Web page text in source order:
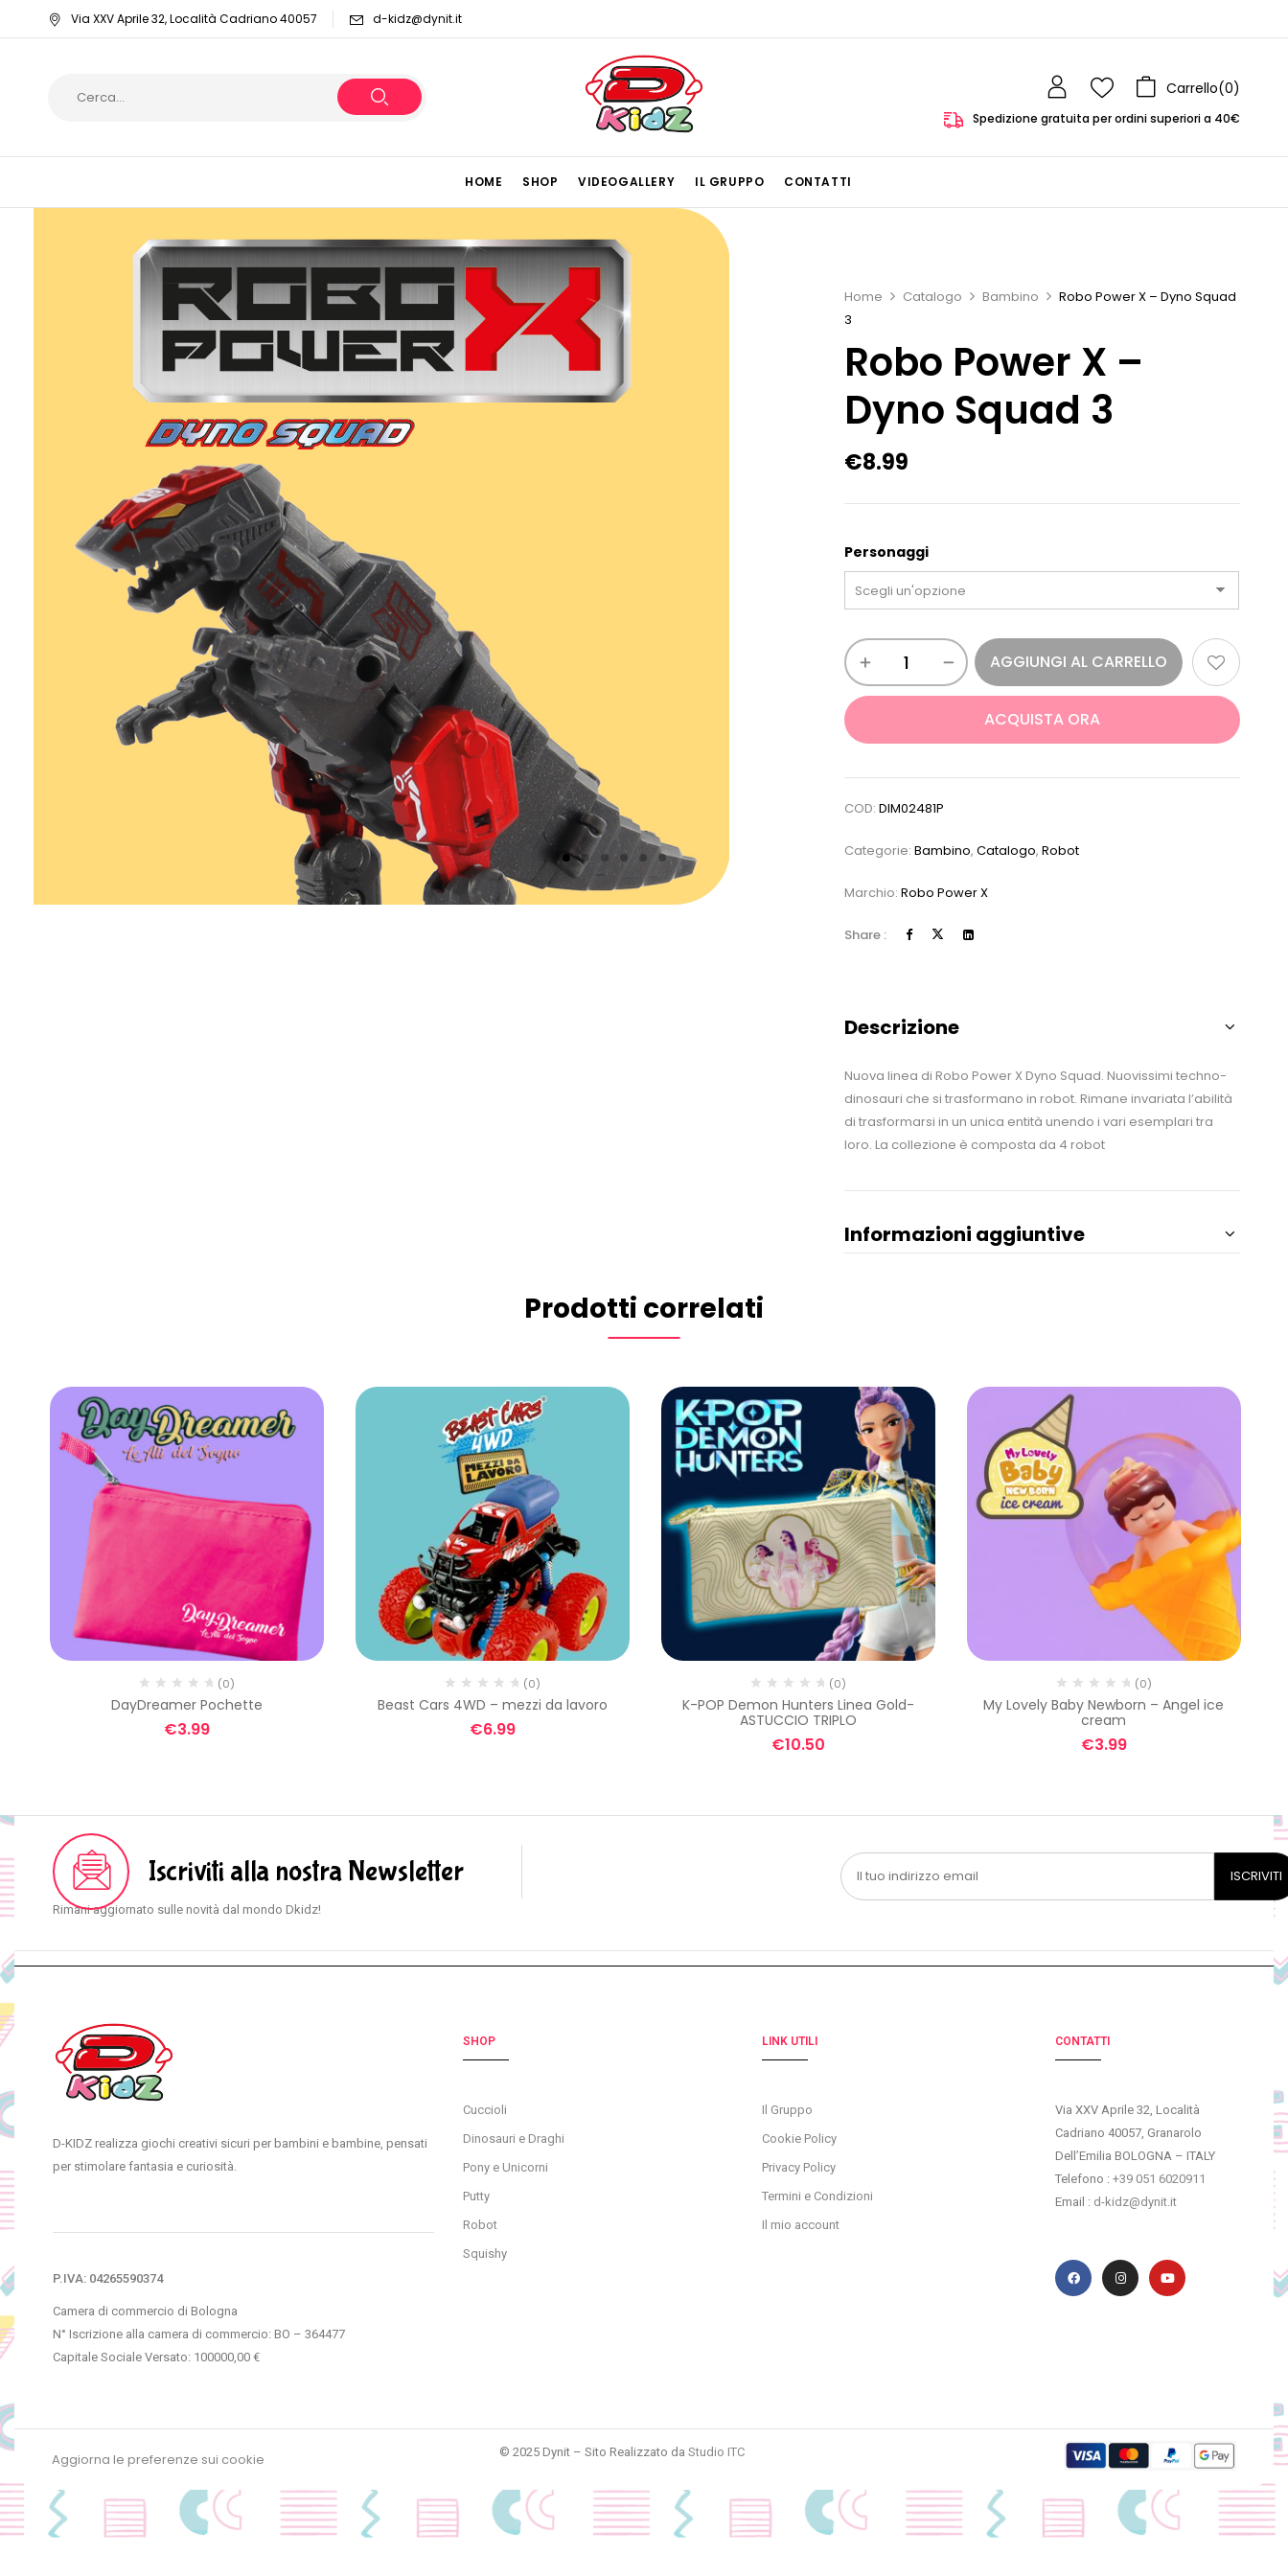
Via XXV Aprile 32, Località Cadriano 40057 d-kidz@dynit.it
Carrello(0)
Spedizione gratuita per ordini superiori a 40€
HOME SHOP VIDEOGALLERY IL GRUPPO CONTATTI
Home Catalogo Bambino
Robo Power X – Dyno Squad
3
Robo Power X –
Dyno Squad 3
€8.99
Personaggi
AGGIUNGI AL CARRELLO
ACQUISTA ORA
COD:DIM02481P
Categorie:Bambino,Catalogo,Robot
Marchio:Robo Power X
Share :
Descrizione
Nuova linea di Robo Power X Dyno Squad. Nuovissimi techno-
dinosauri che si trasformano in robot. Rimane invariata l’abilità
di trasformarsi in un unica entità unendo i vari esemplari tra
loro. La collezione è composta da 4 robot
Informazioni aggiuntive
Prodotti correlati
(0)
DayDreamer Pochette
€3.99
(0)
Beast Cars 4WD – mezzi da lavoro
€6.99
(0)
K-POP Demon Hunters Linea Gold-
ASTUCCIO TRIPLO
€10.50
(0)
My Lovely Baby Newborn – Angel ice
cream
€3.99
Iscriviti alla nostra Newsletter
Rimani aggiornato sulle novità dal mondo Dkidz!
D-KIDZ realizza giochi creativi sicuri per bambini e bambine, pensati
per stimolare fantasia e curiosità.
P.IVA: 04265590374
Camera di commercio di Bologna
N° Iscrizione alla camera di commercio: BO – 364477
Capitale Sociale Versato: 100000,00 €
SHOP
Cuccioli
Dinosauri e Draghi
Pony e Unicorni
Putty
Robot
Squishy
LINK UTILI
Il Gruppo
Cookie Policy
Privacy Policy
Termini e Condizioni
Il mio account
CONTATTI
Via XXV Aprile 32, Località
Cadriano 40057, Granarolo
Dell’Emilia BOLOGNA – ITALY
Telefono :+39 051 6020911
Email : d-kidz@dynit.it
Aggiorna le preferenze sui cookie © 2025 Dynit – Sito Realizzato daStudio ITC